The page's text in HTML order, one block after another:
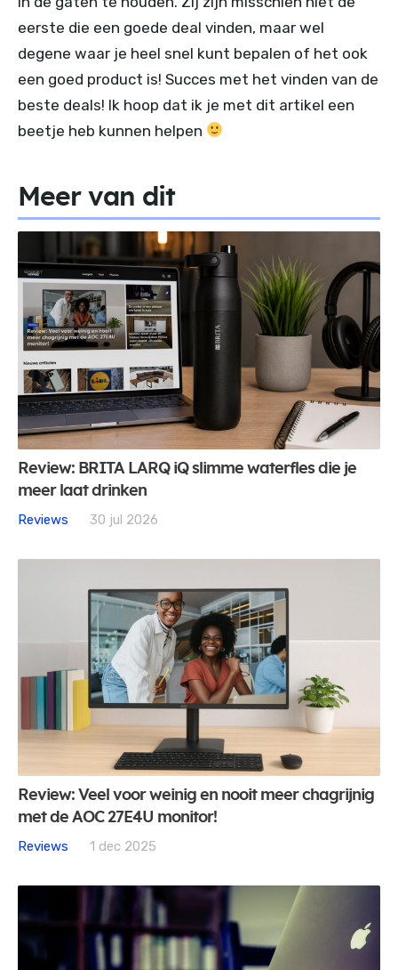
eerste die een goede deal vinden, maar wel
degene waar je heel snel kunt bepalen of het ook
een goed product is! Succes met het vinden van de
beste deals! Ik hoop dat ik je met dit artikel een
beetje heb kunnen helpen
Meer van dit
Review: BRITA LARQ iQ slimme waterfles die je
meer laat drinken
Reviews
30 jul 2026
Review: Veel voor weinig en nooit meer chagrijnig
met de AOC 27E4U monitor!
Reviews
1 dec 2025